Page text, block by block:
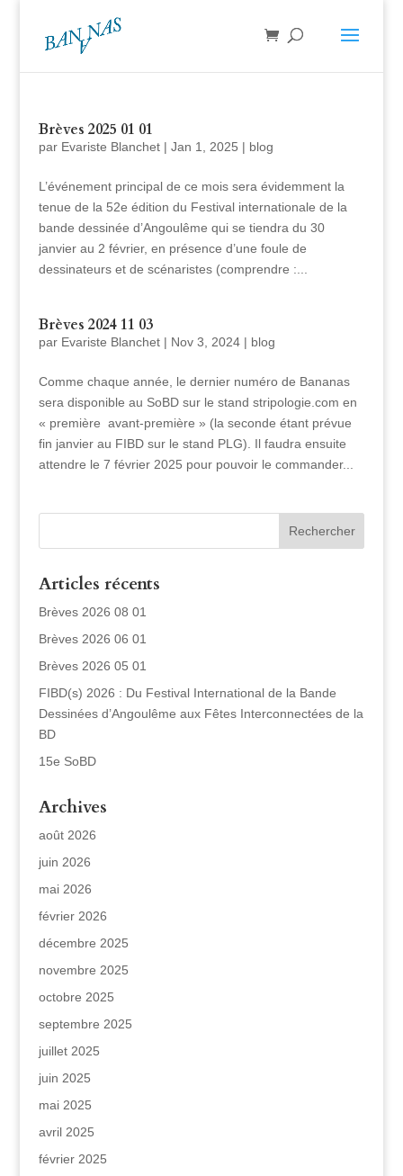
Brèves 2025 01 01
par Evariste Blanchet| Jan 1, 2025 | blog
L’événement principal de ce mois sera évidemment la
tenue de la 52e édition du Festival internationale de la
bande dessinée d’Angoulême qui se tiendra du 30
janvier au 2 février, en présence d’une foule de
dessinateurs et de scénaristes (comprendre :...
Brèves 2024 11 03
par Evariste Blanchet| Nov 3, 2024| blog
Comme chaque année, le dernier numéro de Bananas
sera disponible au SoBD sur le stand stripologie.com en
« première avant-première » (la seconde étant prévue
fin janvier au FIBD sur le stand PLG). Il faudra ensuite
attendre le 7 février 2025 pour pouvoir le commander...
Articles récents
Brèves 2026 08 01
Brèves 2026 06 01
Brèves 2026 05 01
FIBD(s) 2026 : Du Festival International de la Bande
Dessinées d’Angoulême aux Fêtes Interconnectées de la
BD
15e SoBD
Archives
août 2026
juin 2026
mai 2026
février 2026
décembre 2025
novembre 2025
octobre 2025
septembre 2025
juillet 2025
juin 2025
mai 2025
avril 2025
février 2025